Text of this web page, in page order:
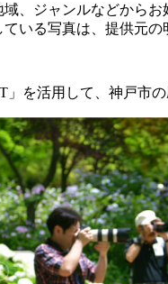
域、ジャンルなどから
いる写真は、提供元
」を活用して、神戸市